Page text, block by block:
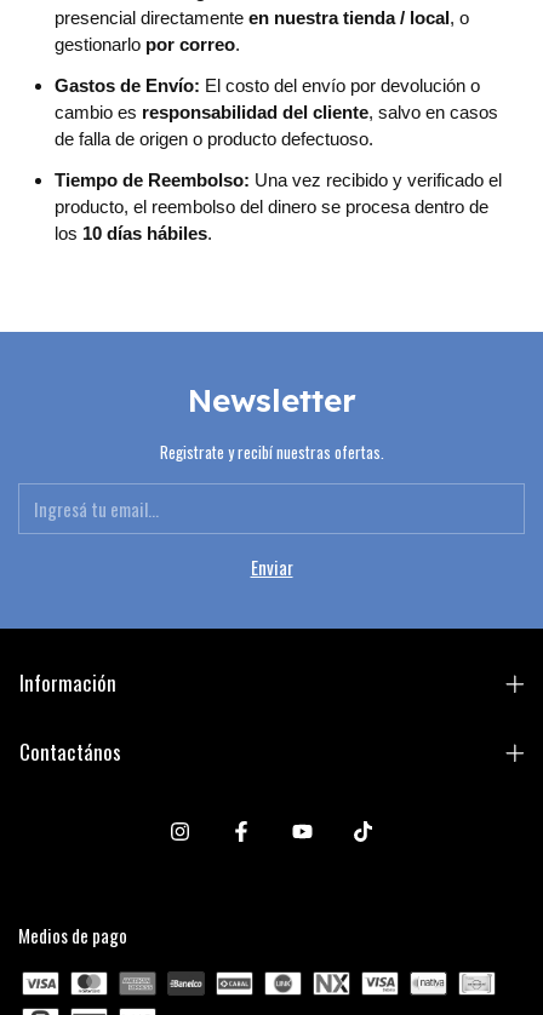
presencial directamente en nuestra tienda / local, o
gestionarlo por correo.
Gastos de Envío: El costo del envío por devolución o
cambio es responsabilidad del cliente, salvo en casos
de falla de origen o producto defectuoso.
Tiempo de Reembolso: Una vez recibido y verificado el
producto, el reembolso del dinero se procesa dentro de
los 10 días hábiles.
Newsletter
Registrate y recibí nuestras ofertas.
Información
Contactános
Medios de pago